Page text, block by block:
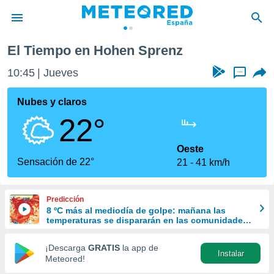
de
por
que se
calidad.
a este
las
y
forma
digital
basada
El Tiempo en Hohen Sprenz
10:45 Jueves ...
Nubes y claros
22°
Sensación de 22°
Oeste
21
41 km/h
Predicción
8 ºC más al mediodía de golpe: mañana las
temperaturas se dispararán en las comunidades
¡Descarga GRATIS la app de
Meteored!
Instalar